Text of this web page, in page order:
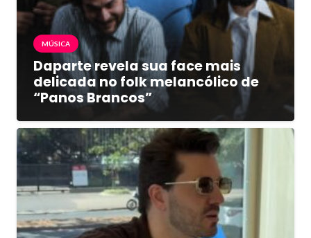
MÚSICA
Daparte revela sua face mais
delicada no folk melancólico de
“Panos Brancos”